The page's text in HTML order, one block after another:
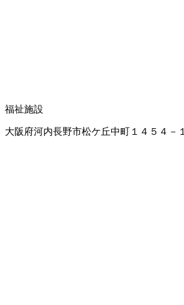
福祉施設
大阪府河内長野市松ケ丘中町１４５４－１